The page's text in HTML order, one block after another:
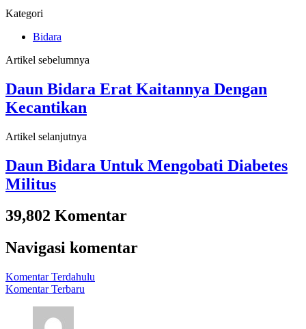
Kategori
Bidara
Artikel sebelumnya
Daun Bidara Erat Kaitannya Dengan
Kecantikan
Artikel selanjutnya
Daun Bidara Untuk Mengobati Diabetes
Militus
39,802 Komentar
Navigasi komentar
Komentar Terdahulu
Komentar Terbaru